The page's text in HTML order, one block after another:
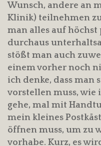
Wunsch, andere an
Klinik) teilnehmen
man alles auf höchst
durchaus
stößt man auch
einem vorher noch
ich denke, dass man
vorstellen muss,
gehe, mal mit
mein kleines
öffnen muss, um zu
vorhabe. Kurz, es